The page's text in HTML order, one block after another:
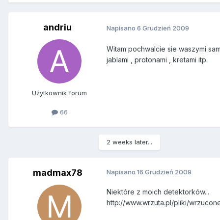
andriu
Użytkownik forum
66
Napisano 6 Grudzień 2009
Witam pochwalcie sie waszymi
jablami , protonami , kretami itp.
2 weeks later...
madmax78 Napisano 16 Grudzień 2009
Niektóre z moich detektorków...
http://www.wrzuta.pl/pliki/